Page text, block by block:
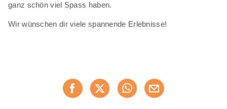
ganz schön viel Spass haben.
Wir wünschen dir viele spannende Erlebnisse!
Jetzt weiterempfehlen